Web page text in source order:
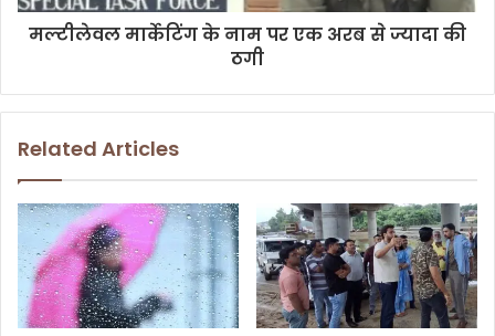
मल्टीलेवल मार्केटिंग के नाम पर एक अरब से ज्यादा की
ठगी
Related Articles